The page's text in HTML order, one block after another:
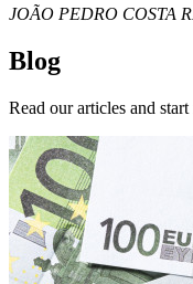
JOÃO PEDRO COSTA
Blog
Read our articles and